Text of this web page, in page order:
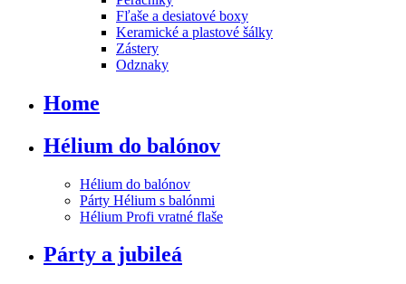
Fľaše a desiatové boxy
Keramické a plastové šálky
Zástery
Odznaky
Home
Hélium do balónov
Hélium do balónov
Párty Hélium s balónmi
Hélium Profi vratné flaše
Párty a jubileá